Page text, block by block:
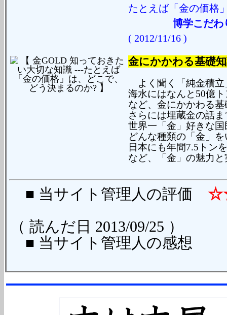
たとえば「金の価格
博学こだわ
( 2012/11/16 )
金にかかわる基礎
よく聞く「純金積立
海水にはなんと50億
など、金にかかわる
さらには埋蔵金の話
世界一「金」好きな国
どんな種類の「金」
日本にも年間7.5トン
など、「金」の魅力
■ 当サイト管理人の評価
（ 読んだ日 2013/09/25 ）
■ 当サイト管理人の感想